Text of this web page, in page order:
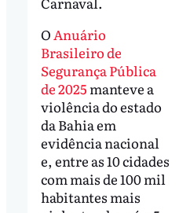
O Anuário
Brasileiro de
Segurança Pública
de 2025 manteve a
violência do estado
da Bahia em
evidência nacional
e, entre as 10 cidades
com mais de 100 mil
habitantes mais